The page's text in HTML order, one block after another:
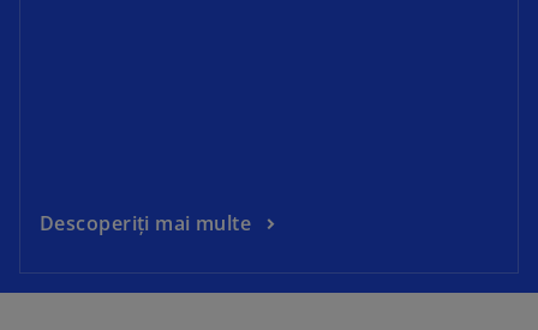
Descoperiți mai multe